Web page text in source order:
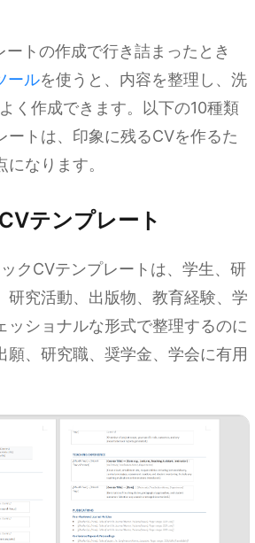
トの作成で行き詰まったとき
ールを使うと、内容を整理し、洗
く作成できます。以下の10種類
ートは、印象に残るCVを作るた
なります。
テンプレート
クCVテンプレートは、学生、研
研究活動、出版物、教育経験、学
ッショナルな形式で整理するのに
願、研究職、奨学金、学会に有用